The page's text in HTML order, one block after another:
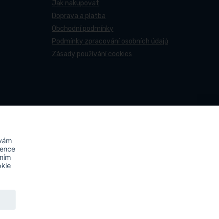
Jak nakupovat
Doprava a platba
Obchodní podmínky
Podmínky zpracování osobních údajů
Zásady používání cookies
účastní projektu s názvem
byla na střechu místa podnikání instalována fotovoltaická